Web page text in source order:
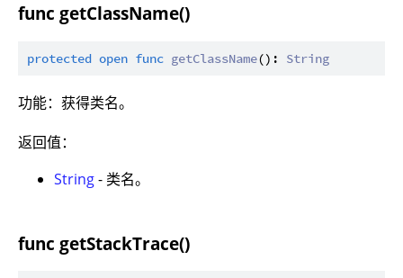
func getClassName()
protected open func getClassName(): String
功能：获得类名。
返回值：
String- 类名。
func getStackTrace()